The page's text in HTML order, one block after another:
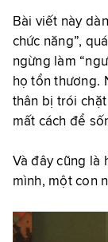
Bài viết này
chức năng”,
ngừng làm
họ tổn thương.
thân bị trói
mất cách để
Và đây cũng là
mình, một con